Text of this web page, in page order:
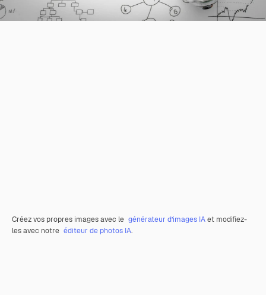
Créez vos propres images avec le générateur d’images IAet modifiez-
les avec notre éditeur de photos IA.